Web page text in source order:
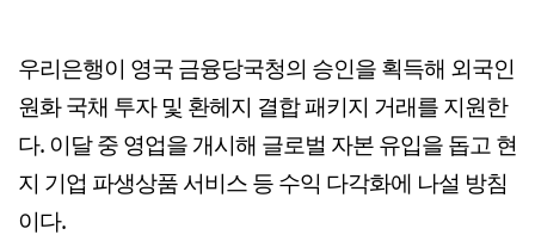
우리은행이 영국 금융당국청의 승인을 획득해 외국인
원화 국채 투자 및 환헤지 결합 패키지 거래를 지원한
다. 이달 중 영업을 개시해 글로벌 자본 유입을 돕고 현
지 기업 파생상품 서비스 등 수익 다각화에 나설 방침
이다.